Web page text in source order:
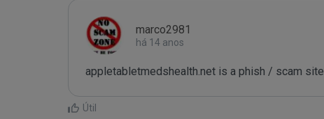
marco2981
há 14 anos
appletabletmedshealth.net is a phish / scam site
Útil